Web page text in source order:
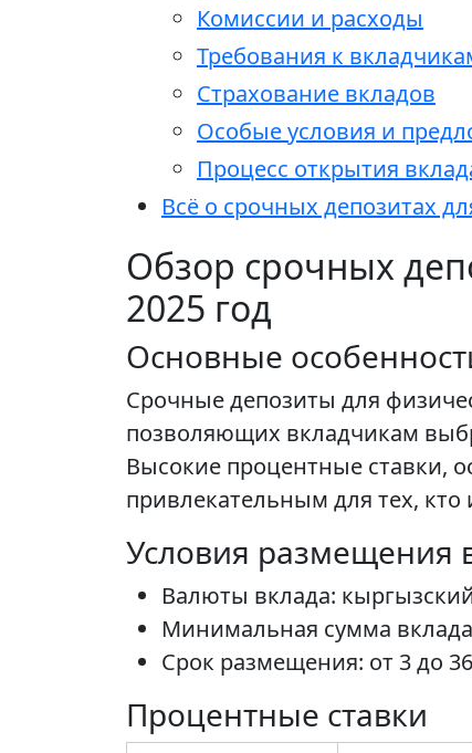
Комиссии и расходы
Требования к
Страхование вкладов
Особые условия и
Процесс открытия
Всё о срочных депозитах
Обзор срочных
2025 год
Основные
Срочные депозиты для
позволяющих вкладчикам
Высокие процентные ставки,
привлекательным для тех,
Условия размещения
Валюты вклада:
Минимальная сумма
Срок размещения: от 3 до
Процентные ставки